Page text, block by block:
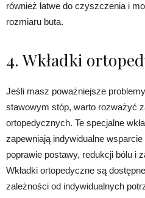
również łatwe do czyszczenia i
rozmiaru buta.
4. Wkładki
Jeśli masz poważniejsze
stawowym stóp, warto rozważyć
ortopedycznych. Te specjalne
zapewniają indywidualne
poprawie postawy, redukcji bólu i
Wkładki ortopedyczne są
zależności od indywidualnych